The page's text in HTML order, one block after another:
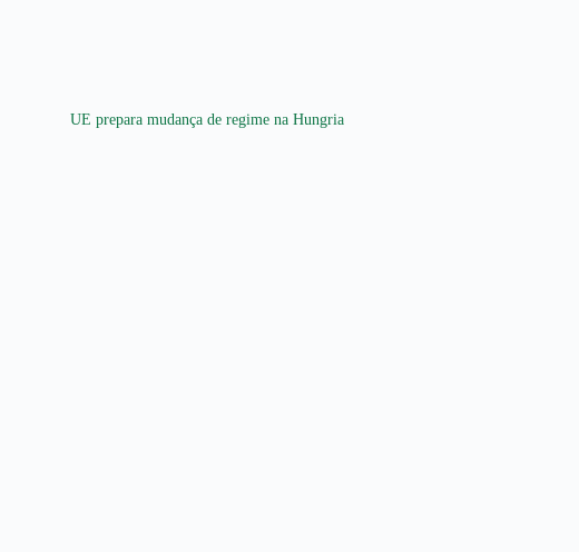
UE prepara mudança de regime na Hungria